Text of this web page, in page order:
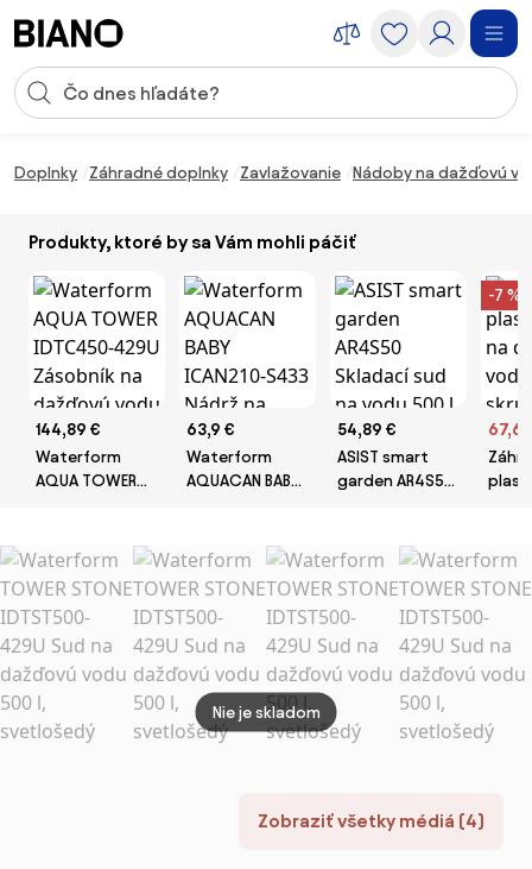
Vstup pre vyhľadávanie
Doplnky Záhradné doplnky Zavlažovanie Nádoby na dažďovú
Produkty, ktoré by sa Vám mohli páčiť
144,89 €
Waterform
AQUA TOWER
dažďovú vodu
svetlošedý
63,9 €
Waterform
AQUACAN BABY
dažďovú vodu
antracitová
54,89 €
ASIST smart
garden AR4S50
-7 %
Zobraziť všetky médiá (4)
Nie je skladom